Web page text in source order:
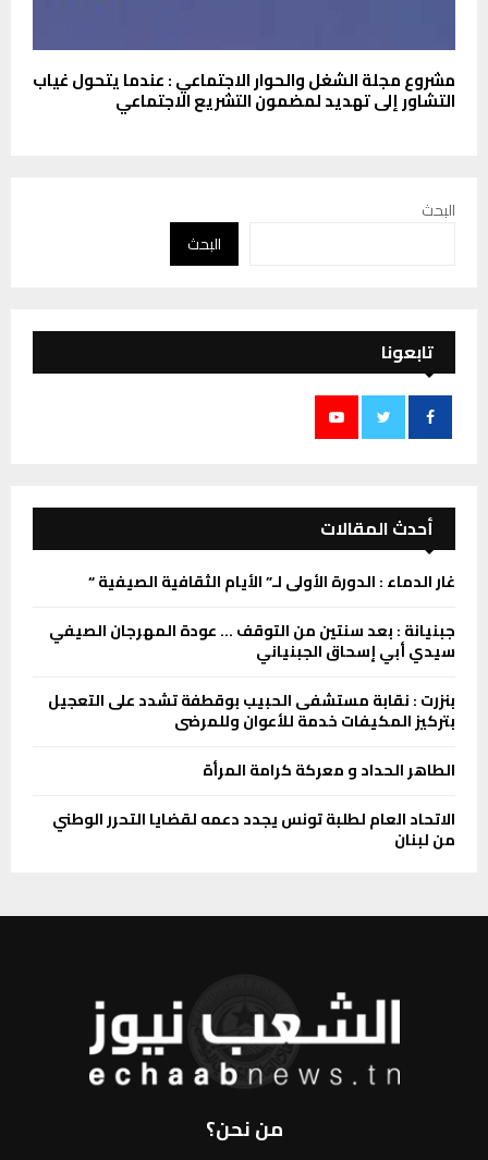
مشروع مجلة الشغل والحوار الاجتماعي : عندما يتحول غياب
التشاور إلى تهديد لمضمون التشريع الاجتماعي
البحث
البحث
تابعونا
أحدث المقالات
غار الدماء : الدورة الأولى لـ” الأيام الثقافية الصيفية “
جبنيانة : بعد سنتين من التوقف … عودة المهرجان الصيفي
سيدي أبي إسحاق الجبنياني
بنزرت : نقابة مستشفى الحبيب بوقطفة تشدد على التعجيل
بتركيز المكيفات خدمة للأعوان وللمرضى
الطاهر الحداد و معركة كرامة المرأة
الاتحاد العام لطلبة تونس يجدد دعمه لقضايا التحرر الوطني
من لبنان
من نحن؟